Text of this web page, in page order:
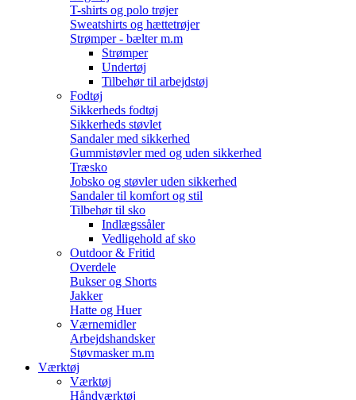
T-shirts og polo trøjer
Sweatshirts og hættetrøjer
Strømper - bælter m.m
Strømper
Undertøj
Tilbehør til arbejdstøj
Fodtøj
Sikkerheds fodtøj
Sikkerheds støvlet
Sandaler med sikkerhed
Gummistøvler med og uden sikkerhed
Træsko
Jobsko og støvler uden sikkerhed
Sandaler til komfort og stil
Tilbehør til sko
Indlægssåler
Vedligehold af sko
Outdoor & Fritid
Overdele
Bukser og Shorts
Jakker
Hatte og Huer
Værnemidler
Arbejdshandsker
Støvmasker m.m
Værktøj
Værktøj
Håndværktøj